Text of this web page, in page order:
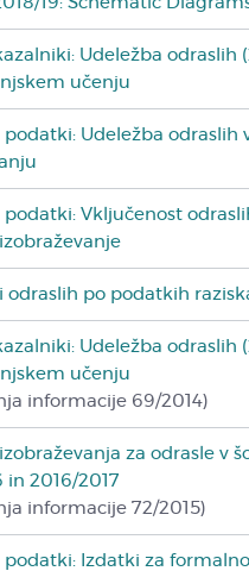
Udeležba odraslih
učenju
Udeležba odraslih
Vključenost
odraslih po podatkih
Udeležba odraslih
učenju
informacije 69/2014)
za odrasle v
in 2016/2017
informacije 72/2015)
podatki: Izdatki za formalno